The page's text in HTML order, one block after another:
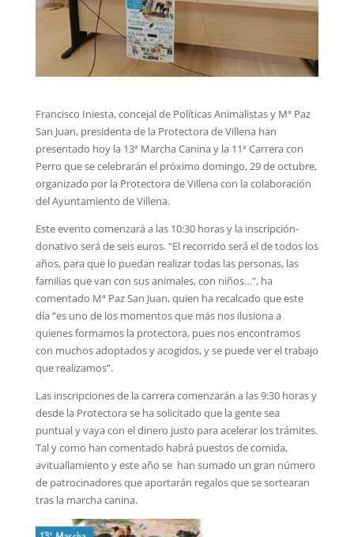
Francisco Iniesta, concejal de Políticas Animalistas y Mª Paz
San Juan, presidenta de la Protectora de Villena han
presentado hoy la 13ª Marcha Canina y la 11ª Carrera con
Perro que se celebrarán el próximo domingo, 29 de octubre,
organizado por la Protectora de Villena con la colaboración
del Ayuntamiento de Villena.
Este evento comenzará a las 10:30 horas y la inscripción-
donativo será de seis euros. “El recorrido será el de todos los
años, para que lo puedan realizar todas las personas, las
familias que van con sus animales, con niños…”, ha
comentado Mª Paz San Juan, quien ha recalcado que este
día “es uno de los momentos que más nos ilusiona a
quienes formamos la protectora, pues nos encontramos
con muchos adoptados y acogidos, y se puede ver el trabajo
que realizamos”.
Las inscripciones de la carrera comenzarán a las 9:30 horas y
desde la Protectora se ha solicitado que la gente sea
puntual y vaya con el dinero justo para acelerar los trámites.
Tal y como han comentado habrá puestos de comida,
avituallamiento y este año se han sumado un gran número
de patrocinadores que aportarán regalos que se sortearan
tras la marcha canina.